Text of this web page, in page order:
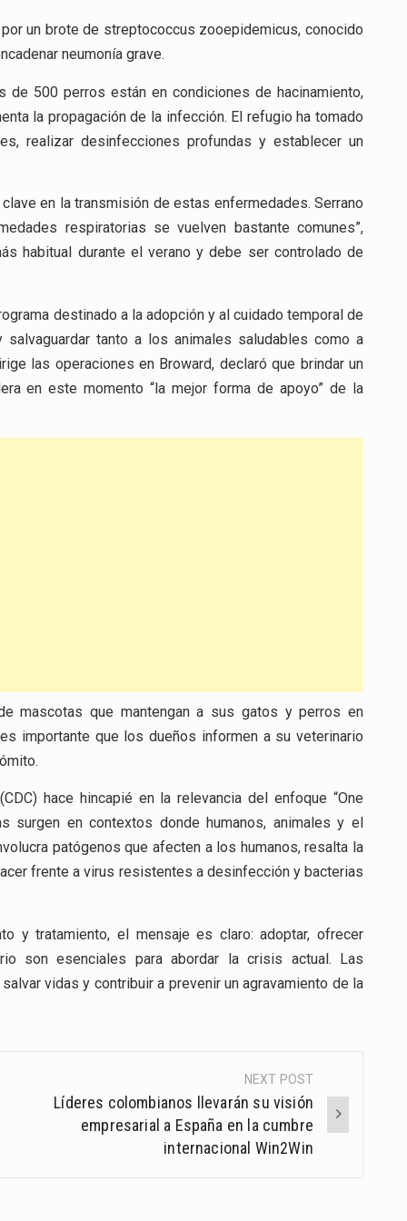
un brote de streptococcus zooepidemicus, conocido
neumonía grave.
de 500 perros están en condiciones de hacinamiento,
la propagación de la infección. El refugio ha tomado
realizar desinfecciones profundas y establecer un
en la transmisión de estas enfermedades. Serrano
respiratorias se vuelven bastante comunes”,
habitual durante el verano y debe ser controlado de
destinado a la adopción y al cuidado temporal de
tanto a los animales saludables como a
las operaciones en Broward, declaró que brindar un
en este momento “la mejor forma de apoyo” de la
mascotas que mantengan a sus gatos y perros en
importante que los dueños informen a su veterinario
hace hincapié en la relevancia del enfoque “One
surgen en contextos donde humanos, animales y el
patógenos que afecten a los humanos, resalta la
frente a virus resistentes a desinfección y bacterias
y tratamiento, el mensaje es claro: adoptar, ofrecer
son esenciales para abordar la crisis actual. Las
vidas y contribuir a prevenir un agravamiento de la
NEXT POST
Líderes colombianos llevarán su visión
empresarial a España en la cumbre
internacional Win2Win